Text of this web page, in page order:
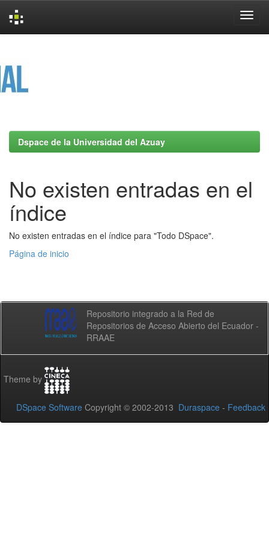
Dspace de la Universidad del Azuay
No existen entradas en el
índice
No existen entradas en el índice para "Todo DSpace".
Página de inicio
Repositorio integrado a la Red de
Repositorios de Acceso Abierto del Ecuador -
RRAAE
Theme by
DSpace Software Copyright © 2002-2013 Duraspace - Feedback